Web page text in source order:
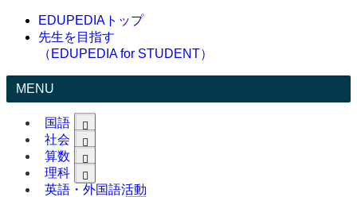
EDUPEDIAトップ
先生を目指す
（EDUPEDIA for STUDENT）
MENU
国語
社会
算数
理科
英語・外国語活動